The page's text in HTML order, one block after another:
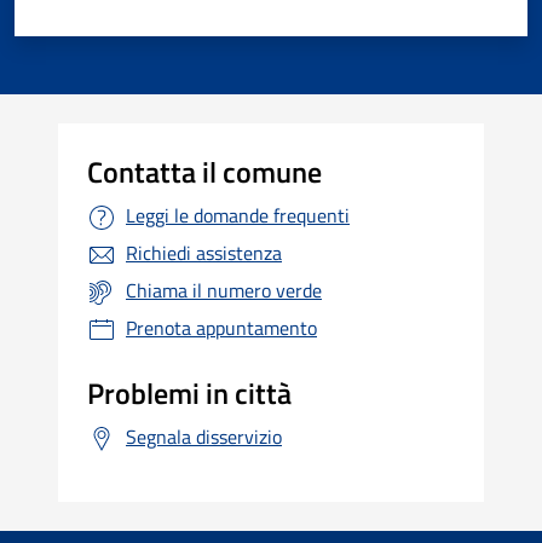
Contatta il comune
Leggi le domande frequenti
Richiedi assistenza
Chiama il numero verde
Prenota appuntamento
Problemi in città
Segnala disservizio